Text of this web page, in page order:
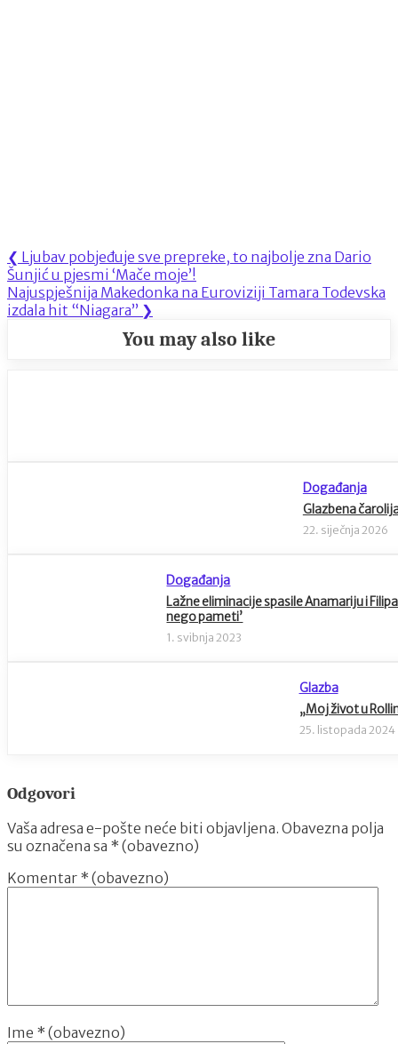
Navigacija
objava
❮ Previous
Post:
Ljubav pobjeđuje sve prepreke, to najbolje zna Dario
Šunjić u pjesmi ‘Mače moje’!
Next
Post:
Najuspješnija Makedonka na Euroviziji Tamara Todevska
izdala hit “Niagara” ❯
You may also like
Događanja
Glazbena
22. siječnja 2026
Događanja
Lažne eliminacije spasile Anamariju i
nego pameti’
1. svibnja 2023
Glazba
„Moj život u
25. listopada 2024
Odgovori
Vaša adresa e-pošte neće biti objavljena. Obavezna polja
su označena sa * (obavezno)
Komentar * (obavezno)
Ime * (obavezno)